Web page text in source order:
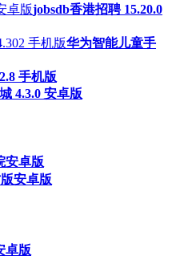
jobsdb香港招聘 15.20.0
华为智能儿童手
手机版
4.3.0 安卓版
安卓版
安卓版
卓版